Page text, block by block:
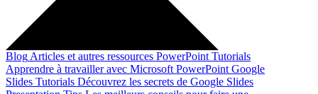
Blog Articles et autres ressources PowerPoint Tutorials
Apprendre à travailler avec Microsoft PowerPoint Google
Slides Tutorials Découvrez les secrets de Google Slides